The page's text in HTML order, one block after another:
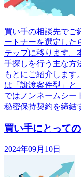
買い手の相談先でご
ートナーを選定した
テップに移ります。
手探しを行う主な方
もとにご紹介します
は「譲渡案件型」と
ではノンネームシー
秘密保持契約を締結
買い手にとって
2024年09月10日